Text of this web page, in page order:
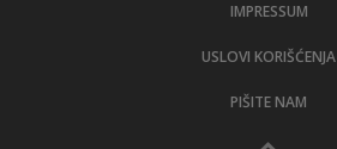
IMPRESSUM
USLOVI KORIŠĆENJA
PIŠITE NAM